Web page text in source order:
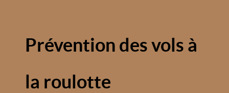
Prévention des vols à
la roulotte